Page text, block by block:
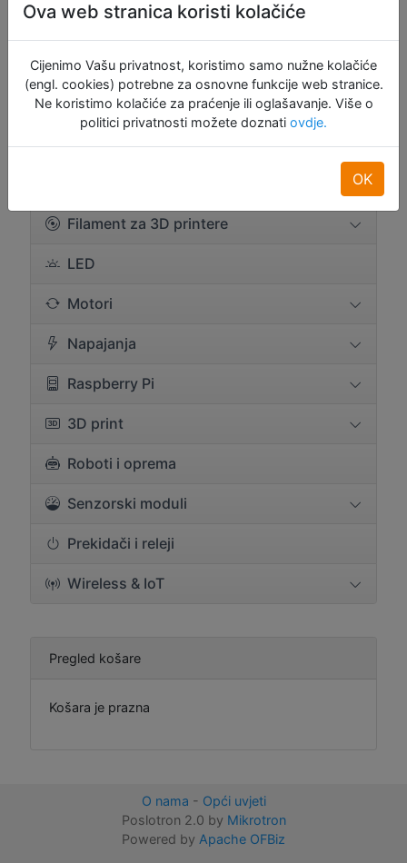
Konektori i žice
Hlađenje
Pohrana podataka
Ekrani
Filament za 3D printere
LED
Motori
Napajanja
Raspberry Pi
3D print
Roboti i oprema
Senzorski moduli
Prekidači i releji
Wireless & IoT
Pregled košare
Košara je prazna
O nama - Opći uvjeti
Poslotron 2.0 by Mikrotron
Powered by Apache OFBiz
Ova web stranica koristi kolačiće
Cijenimo Vašu privatnost, koristimo samo nužne kolačiće
(engl. cookies) potrebne za osnovne funkcije web stranice.
Ne koristimo kolačiće za praćenje ili oglašavanje. Više o
politici privatnosti možete doznati ovdje.
OK